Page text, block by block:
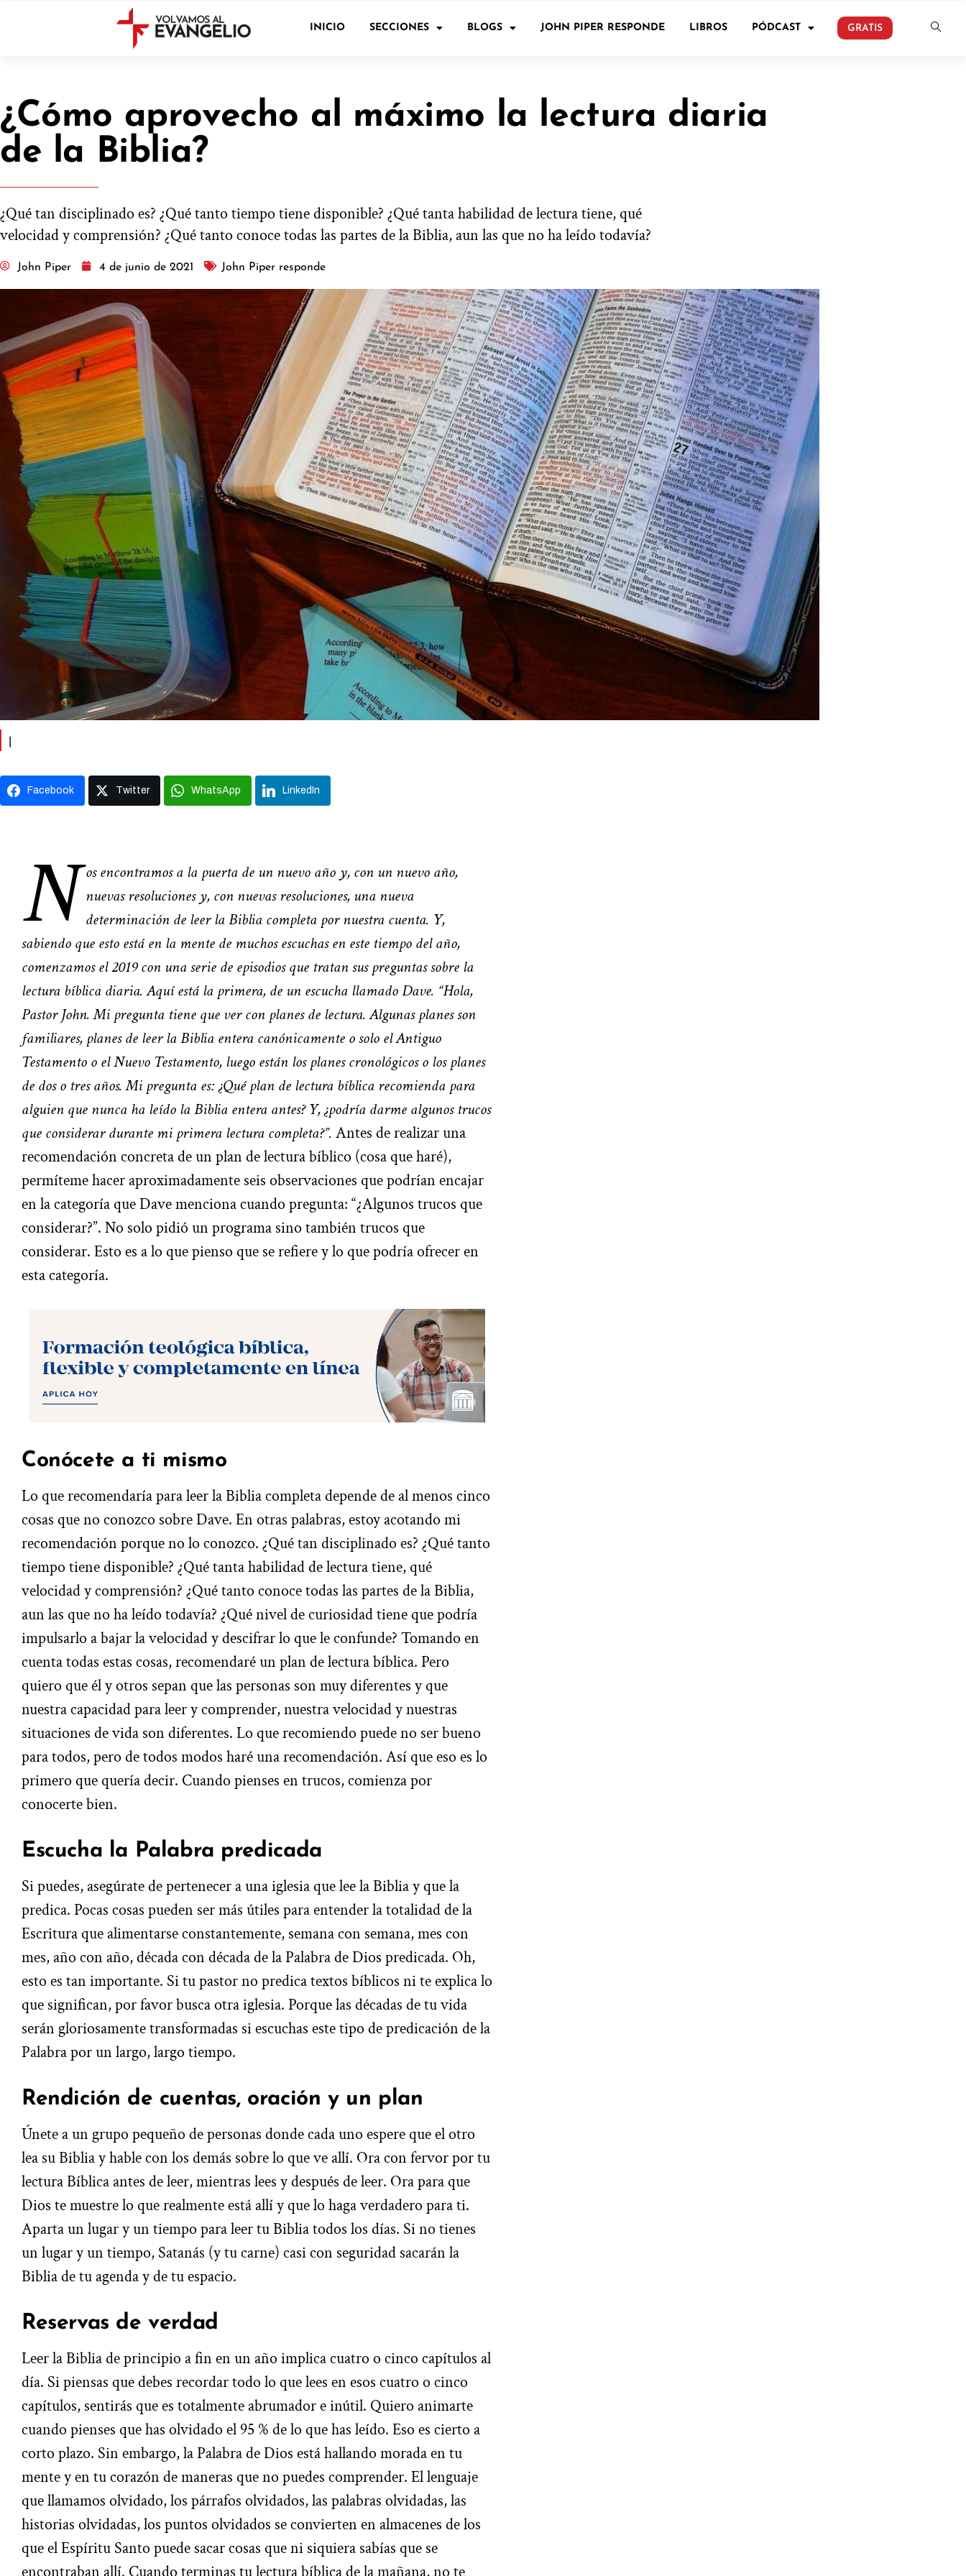
INICIO SECCIONES BLOGS JOHN PIPER RESPONDE LIBROS PÓDCAST GRATIS
¿Cómo aprovecho al máximo la lectura diaria
de la Biblia?
¿Qué tan disciplinado es? ¿Qué tanto tiempo tiene disponible? ¿Qué tanta habilidad de lectura tiene, qué
velocidad y comprensión? ¿Qué tanto conoce todas las partes de la Biblia, aun las que no ha leído todavía?
John Piper 4 de junio de 2021 John Piper responde
Facebook Twitter WhatsApp LinkedIn
Nos encontramos a la puerta de un nuevo año y, con un nuevo año,
nuevas resoluciones y, con nuevas resoluciones, una nueva
determinación de leer la Biblia completa por nuestra cuenta. Y,
sabiendo que esto está en la mente de muchos escuchas en este tiempo del año,
comenzamos el 2019 con una serie de episodios que tratan sus preguntas sobre la
lectura bíblica diaria. Aquí está la primera, de un escucha llamado Dave. “Hola,
Pastor John. Mi pregunta tiene que ver con planes de lectura. Algunas planes son
familiares, planes de leer la Biblia entera canónicamente o solo el Antiguo
Testamento o el Nuevo Testamento, luego están los planes cronológicos o los planes
de dos o tres años. Mi pregunta es: ¿Qué plan de lectura bíblica recomienda para
alguien que nunca ha leído la Biblia entera antes? Y, ¿podría darme algunos trucos
que considerar durante mi primera lectura completa?”. Antes de realizar una
recomendación concreta de un plan de lectura bíblico (cosa que haré),
permíteme hacer aproximadamente seis observaciones que podrían encajar
en la categoría que Dave menciona cuando pregunta: “¿Algunos trucos que
considerar?”. No solo pidió un programa sino también trucos que
considerar. Esto es a lo que pienso que se refiere y lo que podría ofrecer en
esta categoría.
Conócete a ti mismo
Lo que recomendaría para leer la Biblia completa depende de al menos cinco
cosas que no conozco sobre Dave. En otras palabras, estoy acotando mi
recomendación porque no lo conozco. ¿Qué tan disciplinado es? ¿Qué tanto
tiempo tiene disponible? ¿Qué tanta habilidad de lectura tiene, qué
velocidad y comprensión? ¿Qué tanto conoce todas las partes de la Biblia,
aun las que no ha leído todavía? ¿Qué nivel de curiosidad tiene que podría
impulsarlo a bajar la velocidad y descifrar lo que le confunde? Tomando en
cuenta todas estas cosas, recomendaré un plan de lectura bíblica. Pero
quiero que él y otros sepan que las personas son muy diferentes y que
nuestra capacidad para leer y comprender, nuestra velocidad y nuestras
situaciones de vida son diferentes. Lo que recomiendo puede no ser bueno
para todos, pero de todos modos haré una recomendación. Así que eso es lo
primero que quería decir. Cuando pienses en trucos, comienza por
conocerte bien.
Escucha la Palabra predicada
Si puedes, asegúrate de pertenecer a una iglesia que lee la Biblia y que la
predica. Pocas cosas pueden ser más útiles para entender la totalidad de la
Escritura que alimentarse constantemente, semana con semana, mes con
mes, año con año, década con década de la Palabra de Dios predicada. Oh,
esto es tan importante. Si tu pastor no predica textos bíblicos ni te explica lo
que significan, por favor busca otra iglesia. Porque las décadas de tu vida
serán gloriosamente transformadas si escuchas este tipo de predicación de la
Palabra por un largo, largo tiempo.
Rendición de cuentas, oración y un plan
Únete a un grupo pequeño de personas donde cada uno espere que el otro
lea su Biblia y hable con los demás sobre lo que ve allí. Ora con fervor por tu
lectura Bíblica antes de leer, mientras lees y después de leer. Ora para que
Dios te muestre lo que realmente está allí y que lo haga verdadero para ti.
Aparta un lugar y un tiempo para leer tu Biblia todos los días. Si no tienes
un lugar y un tiempo, Satanás (y tu carne) casi con seguridad sacarán la
Biblia de tu agenda y de tu espacio.
Reservas de verdad
Leer la Biblia de principio a fin en un año implica cuatro o cinco capítulos al
día. Si piensas que debes recordar todo lo que lees en esos cuatro o cinco
capítulos, sentirás que es totalmente abrumador e inútil. Quiero animarte
cuando pienses que has olvidado el 95 % de lo que has leído. Eso es cierto a
corto plazo. Sin embargo, la Palabra de Dios está hallando morada en tu
mente y en tu corazón de maneras que no puedes comprender. El lenguaje
que llamamos olvidado, los párrafos olvidados, las palabras olvidadas, las
historias olvidadas, los puntos olvidados se convierten en almacenes de los
que el Espíritu Santo puede sacar cosas que ni siquiera sabías que se